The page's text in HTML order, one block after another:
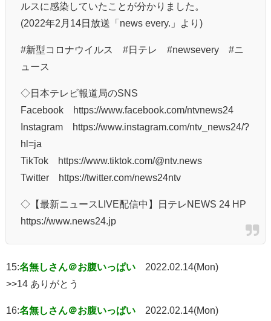
ルスに感染していたことが分かりました。
(2022年2月14日放送「news every.」より)
#新型コロナウイルス #日テレ​​ #newsevery #ニ
ュース​​
◇日本テレビ報道局のSNS
Facebook https://www.facebook.com/ntvnews24
Instagram https://www.instagram.com/ntv_news24/?
hl=ja
TikTok https://www.tiktok.com/@ntv.news
Twitter https://twitter.com/news24ntv
◇【最新ニュースLIVE配信中】日テレNEWS 24 HP
https://www.news24.jp
15:名無しさん＠お腹いっぱい
2022.02.14(Mon)
>>14 ありがとう
16:名無しさん＠お腹いっぱい
2022.02.14(Mon)